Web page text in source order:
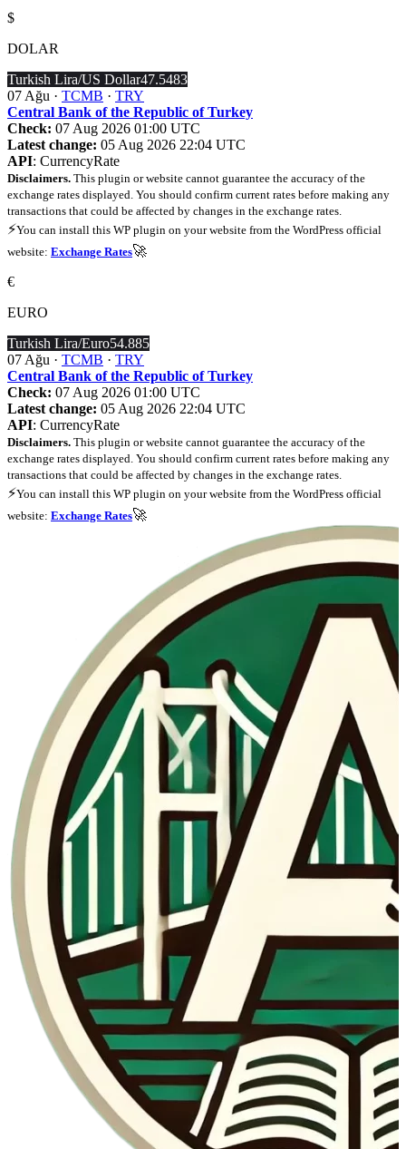
$
DOLAR
Turkish Lira/US Dollar47.5483
07 Ağu · TCMB · TRY
Central Bank of the Republic of Turkey
Check: 07 Aug 2026 01:00 UTC
Latest change: 05 Aug 2026 22:04 UTC
API: CurrencyRate
Disclaimers. This plugin or website cannot guarantee the accuracy of the
exchange rates displayed. You should confirm current rates before making any
transactions that could be affected by changes in the exchange rates.
⚡You can install this WP plugin on your website from the WordPress official
website: Exchange Rates🚀
€
EURO
Turkish Lira/Euro54.885
07 Ağu · TCMB · TRY
Central Bank of the Republic of Turkey
Check: 07 Aug 2026 01:00 UTC
Latest change: 05 Aug 2026 22:04 UTC
API: CurrencyRate
Disclaimers. This plugin or website cannot guarantee the accuracy of the
exchange rates displayed. You should confirm current rates before making any
transactions that could be affected by changes in the exchange rates.
⚡You can install this WP plugin on your website from the WordPress official
website: Exchange Rates🚀